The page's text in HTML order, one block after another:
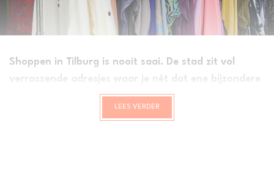
Shoppen in Tilburg is nooit saai. De stad zit vol
verrassende adresjes waar je nét dat ene bijzondere
item vindt of gewoon lekker kunt rondstruinen. Of
LEES VERDER